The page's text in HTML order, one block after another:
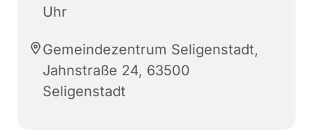
Uhr
Gemeindezentrum Seligenstadt,
Jahnstraße 24, 63500
Seligenstadt